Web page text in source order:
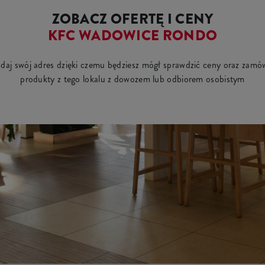
ZOBACZ OFERTĘ I CENY
KFC WADOWICE RONDO
swój adres dzięki czemu będziesz mógł sprawdzić ceny oraz
produkty z tego lokalu z dowozem lub odbiorem osobistym